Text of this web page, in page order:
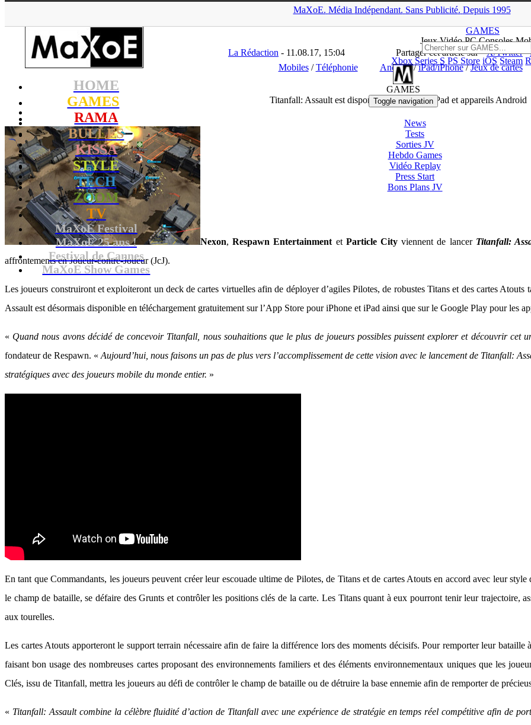
MaXoE. Média Indépendant. Sans Publicité. Depuis 1995
HOME
GAMES
RAMA
BULLES
KISSA
STYLE
TECH
ZOOM
TV
MaXoE Festival
MaXoE 25 ans !
Festival de Cannes
MaXoE Show Games
GAMES
JeuxVidéoPC Consoles
Xbox Series S PS Store iOS Steam
GAMES
Toggle navigation
News
Tests
SortiesJV
Hebdo Games
Vidéo Replay
Press Start
Bons PlansJV
▲
La Rédaction - 11.08.17, 15:04 Partager cet article sur X/Twitter
Mobiles/Téléphonie Androïd/iPad/iPhone/Jeux de cartes
Titanfall: Assault est disponible sur iPhone, iPad et appareils Android
Nexon,Respawn Entertainment et Particle City viennent de lancer Titanfall:
affrontements en Joueur-contre-Joueur (JcJ).
Les joueurs construiront et exploiteront un deck de cartes virtuelles afin de déployer d’agiles Pilotes, de robustes Titans et des cartes
Assault est désormais disponible en téléchargement gratuitement sur l’App Store pour iPhone et iPad ainsi que sur le Google Play pour les
« Quand nous avons décidé de concevoir Titanfall, nous souhaitions que le plus de joueurs possibles puissent explorer et découvrir cet
fondateur de Respawn. « Aujourd’hui, nous faisons un pas de plus vers l’accomplissement de cette vision avec le lancement de Titanfall:
stratégiques avec des joueurs mobile du monde entier. »
En tant que Commandants, les joueurs peuvent créer leur escouade ultime de Pilotes, de Titans et de cartes Atouts en accord avec leur
le champ de bataille, se défaire des Grunts et contrôler les positions clés de la carte. Les Titans quant à eux pourront tenir leur trajectoire,
aux tourelles.
Les cartes Atouts apporteront le support terrain nécessaire afin de faire la différence lors des moments décisifs. Pour remporter leur
faisant bon usage des nombreuses cartes proposant des environnements familiers et des éléments environnementaux uniques que les
Clés, issu de Titanfall, mettra les joueurs au défi de contrôler le champ de bataille ou de détruire la base ennemie afin de remporter de
« Titanfall: Assault combine la célèbre fluidité d’action de Titanfall avec une expérience de stratégie en temps réel compétitive afin de